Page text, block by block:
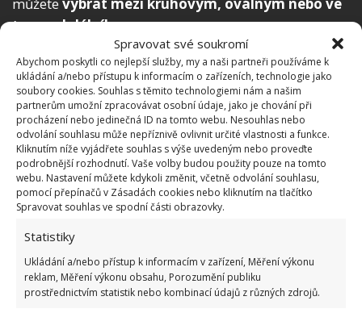
Spravovat své soukromí
Abychom poskytli co nejlepší služby, my a naši partneři používáme k
ukládání a/nebo přístupu k informacím o zařízeních, technologie jako
soubory cookies. Souhlas s těmito technologiemi nám a našim
partnerům umožní zpracovávat osobní údaje, jako je chování při
procházení nebo jedinečná ID na tomto webu. Nesouhlas nebo
odvolání souhlasu může nepříznivě ovlivnit určité vlastnosti a funkce.
Kliknutím níže vyjádřete souhlas s výše uvedeným nebo proveďte
podrobnější rozhodnutí. Vaše volby budou použity pouze na tomto
webu. Nastavení můžete kdykoli změnit, včetně odvolání souhlasu,
pomocí přepínačů v Zásadách cookies nebo kliknutím na tlačítko
Spravovat souhlas ve spodní části obrazovky.
Statistiky
Ukládání a/nebo přístup k informacím v zařízení, Měření výkonu
reklam, Měření výkonu obsahu, Porozumění publiku
prostřednictvím statistik nebo kombinací údajů z různých zdrojů.
tvaru obdélníka.
Různé druhy potiskujsou příjemnou výhodou.
Jednoduše to je skvělý bazén, ve kterém se budou
koupat děti a pohodlný bude i pro osvěžení
dospělých.